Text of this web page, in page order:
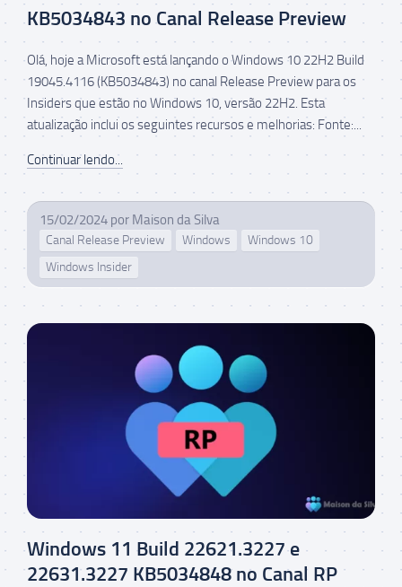
KB5034843 no Canal Release Preview
Olá, hoje a Microsoft está lançando o Windows 10 22H2 Build
19045.4116 (KB5034843) no canal Release Preview para os
Insiders que estão no Windows 10, versão 22H2. Esta
atualização inclui os seguintes recursos e melhorias: Fonte:...
Continuar lendo...
15/02/2024 por Maison da Silva
Canal Release Preview Windows
Windows 10
Windows Insider
Windows 11 Build 22621.3227 e
22631.3227 KB5034848 no Canal RP